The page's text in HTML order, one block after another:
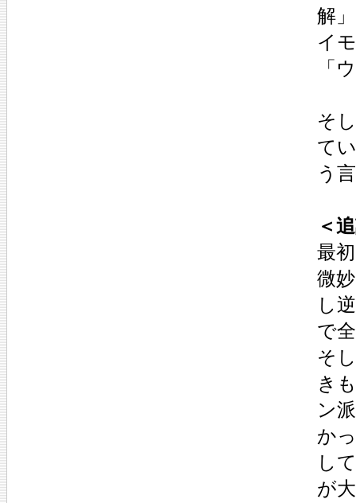
解
イ
「
そ
て
う
＜
最
微
し
で
そ
き
ン
か
し
が